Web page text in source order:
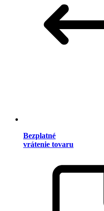
Bezplatné
vrátenie tovaru